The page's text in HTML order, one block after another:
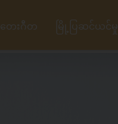
တေးဂီတ မြို့ပြဆင်ယင်မှု